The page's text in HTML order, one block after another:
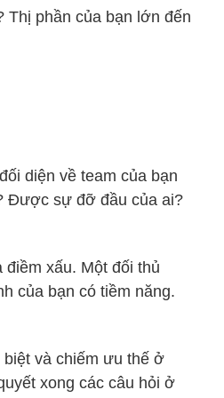
Thị phần của bạn lớn đến
diện về team của bạn
Được sự đỡ đầu của ai?
xấu. Một đối thủ
của bạn có tiềm năng.
biệt và chiếm ưu thế ở
xong các câu hỏi ở